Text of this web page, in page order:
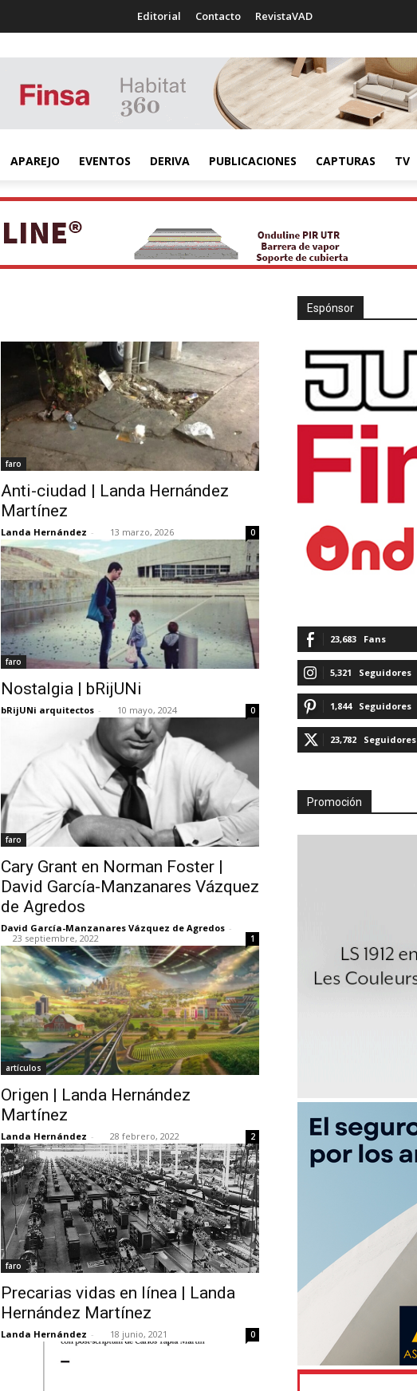
Editorial Contacto RevistaVAD
APAREJO EVENTOS DERIVA PUBLICACIONES CAPTURAS TV
faro
Anti-ciudad | Landa Hernández
Martínez
Landa Hernández - 13 marzo, 2026 0
faro
Nostalgia | bRijUNi
bRijUNi arquitectos - 10 mayo, 2024 0
faro
Cary Grant en Norman Foster |
David García-Manzanares Vázquez
de Agredos
David García-Manzanares Vázquez de Agredos -
23 septiembre, 2022
1
artículos
Origen | Landa Hernández
Martínez
Landa Hernández - 28 febrero, 2022 2
faro
Precarias vidas en línea | Landa
Hernández Martínez
Landa Hernández - 18 junio, 2021 0
Espónsor
23,683 Fans
5,321 Seguidores
1,844 Seguidores
23,782 Seguidores
Promoción